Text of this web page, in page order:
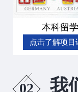
本科留学
点击了解项目
02 我